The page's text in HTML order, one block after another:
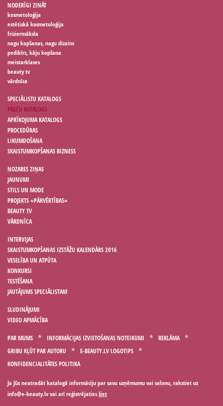
NODERĪGI ZINĀT
kosmetoloģija
estētiskā kosmetoloģija
friziermāksla
nagu kopšanas, nagu dizains
pedikīrs, kāju kopšana
meistarklases
beauty tv
vārdnīca
SPECIĀLISTU KATALOGS
PREČU KATALOGS
APRĪKOJUMA KATALOGS
PROCEDŪRAS
LIKUMDOŠANA
SKAISTUMKOPŠANAS BIZNESS
NOZARES ZIŅAS
JAUNUMI
STILS UN MODE
PROJEKTS «PĀRVĒRTĪBAS»
BEAUTY TV
VĀRDNĪCA
INTERVIJAS
SKAISTUMKOPŠANAS IZSTĀŽU KALENDĀRS 2016
VESELĪBA UN ATPŪTA
KONKURSI
TESTĒŠANA
JAUTĀJUMS SPECIĀLISTAM
SLUDINĀJUMI
VIDEO APMĀCĪBA
PAR MUMS INFORMĀCIJAS IZVIETOŠANAS NOTEIKUMI
REKLĀMA
GRIBU KĻŪT PAR AUTORU
E-BEAUTY.LV LOGOTIPS
KONFIDENCIALITĀTES POLITIKA
Ja Jūs neatradāt katalogā informāciju par savu uzņēmumu vai salonu, rakstiet uz
vai arī reģistrējatiesšiet